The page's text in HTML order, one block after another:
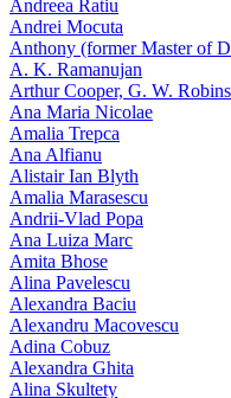
Andreea Ratiu
Andrei Mocuta
Anthony (former Master of
A. K. Ramanujan
Arthur Cooper, G. W.
Ana Maria Nicolae
Amalia Trepca
Ana Alfianu
Alistair Ian Blyth
Amalia Marasescu
Andrii-Vlad Popa
Ana Luiza Marc
Amita Bhose
Alina Pavelescu
Alexandra Baciu
Alexandru Macovescu
Adina Cobuz
Alexandra Ghita
Alina Skultety